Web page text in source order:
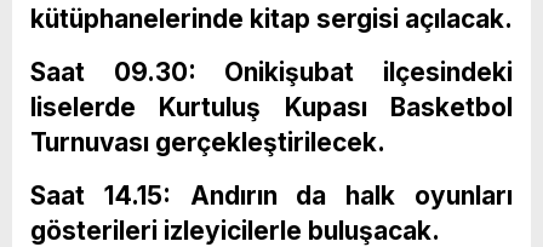
kütüphanelerinde kitap sergisi açılacak.
Saat 09.30: Onikişubat ilçesindeki
liselerde Kurtuluş Kupası Basketbol
Turnuvası gerçekleştirilecek.
Saat 14.15: Andırın da halk oyunları
gösterileri izleyicilerle buluşacak.